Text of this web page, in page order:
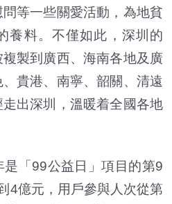
等一些關愛活動，為地貧
養料。不僅如此，深圳的
複製到廣西、海南各地及廣
貴港、南寧、韶關、清遠
出深圳，溫暖着全國各地
「99公益日」項目的第9
4億元，用戶參與人次從第